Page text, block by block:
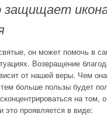
защищает
он может помочь в
Возвращение
от нашей веры. Чем
больше пользы будет
на том,
это проявляется в виде: